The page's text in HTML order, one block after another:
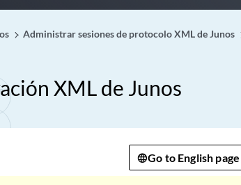
Administrar sesiones de protocolo XML de Junos
XML de Junos
Go to English page